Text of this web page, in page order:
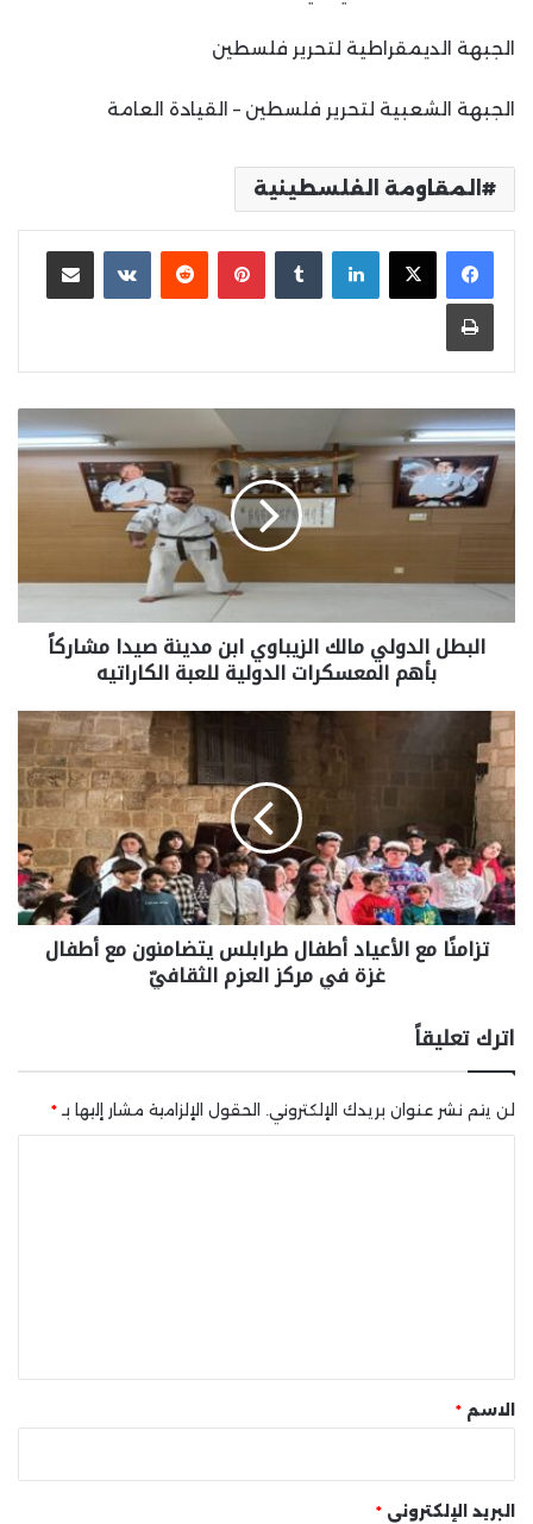
الجبهة الديمقراطية لتحرير فلسطين
الجبهة الشعبية لتحرير فلسطين – القيادة العامة
المقاومة الفلسطينية
لينكدإن بينتيريست مشاركة عبر البريد
طباعة
البطل الدولي مالك الزيباوي ابن مدينة صيدا مشاركاً
بأهم المعسكرات الدولية للعبة الكاراتيه
تزامنًا مع الأعياد أطفال طرابلس يتضامنون مع أطفال
غزة في مركز العزم الثقافيّ
اترك تعليقاً
لن يتم نشر عنوان بريدك الإلكتروني. الحقول الإلزامية مشار إليها بـ *
* الاسم *
البريد الإلكتروني *